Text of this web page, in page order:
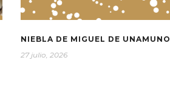
NIEBLA DE MIGUEL DE UNAMUNO
27 julio, 2026